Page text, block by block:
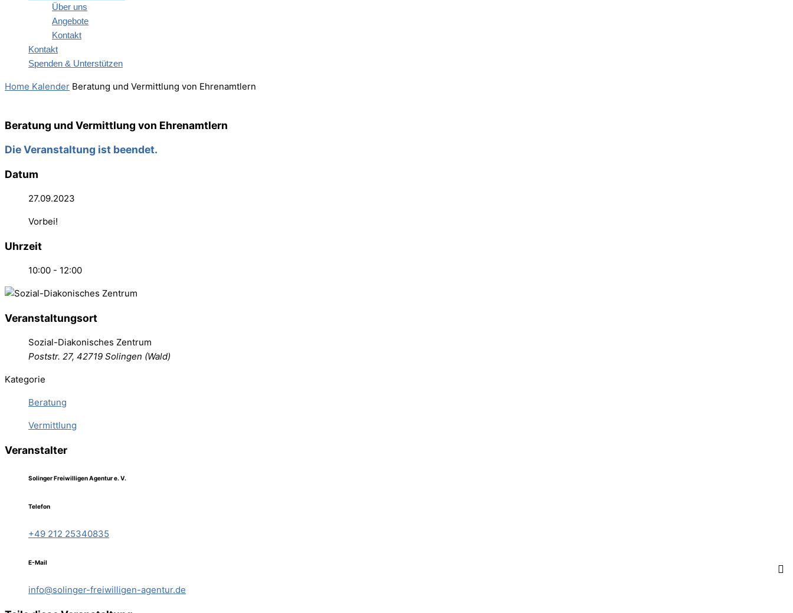
Über uns
Ange­bo­te
Kon­takt
Kon­takt
Spen­den & Unterstützen
Home Kalender Bera­tung und Ver­mitt­lung von Ehrenamtlern
Bera­tung und Ver­mitt­lung von Ehrenamtlern
Die Veranstaltung ist beendet.
Datum
27.09.2023
Vorbei!
Uhrzeit
10:00 - 12:00
Veranstaltungsort
Sozial-Diakonisches Zentrum
Poststr. 27, 42719 Solingen (Wald)
Kategorie
Beratung
Vermittlung
Veranstalter
Solinger Freiwilligen Agentur e. V.
Telefon
+49 212 25340835
E-Mail
info@solinger-freiwilligen-agentur.de